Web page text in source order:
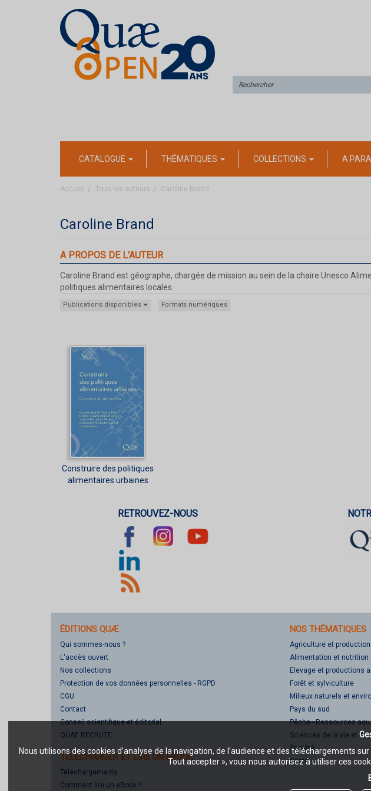
Nous utilisons des cookies d’analyse de la navigation, de l’audience et des téléchargements
Tout accepter », vous nous autorisez à utiliser ces
CATALOGUE THÉMATIQUES COLLECTIONS A
Accueil Tous les auteurs Caroline Brand
Caroline Brand
A PROPOS DE L'AUTEUR
Caroline Brand est géographe, chargée de mission au sein de la chaire Unesco
politiques alimentaires locales.
Publications disponibles Formats numériques
Construire des politiques
alimentaires urbaines
RETROUVEZ-NOUS
ÉDITIONS QUÆ
Qui sommes-nous ?
L'accès ouvert
Nos collections
Protection de vos données personnelles - RGPD
CGU
Contact
Conseil scientifique et éditorial
QUAE RECRUTE
TÉLÉCHARGER ET LIRE UN EBOOK
Téléchargements
Comment lire un eBook ?
NOS THÉMATIQUES
Agriculture et
Alimentation et nutrition
Elevage et productions
Forêt et sylviculture
Milieux naturels et
Pays du sud
Pêche - Ressources
Sciences de la vie et de
Société
Santé